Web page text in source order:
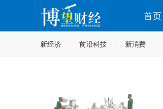
首页
新经济 前沿科技 新消费